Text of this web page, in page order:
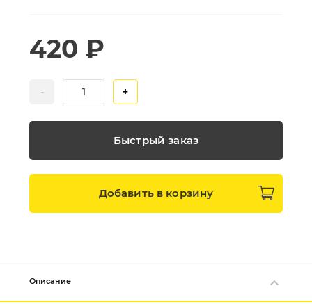
- +
420 ₽
Быстрый заказ
Добавить в корзину
Описание